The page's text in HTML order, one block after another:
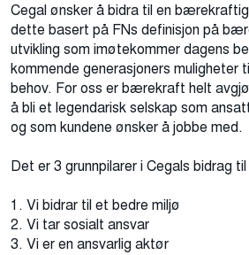
Cegal ønsker å bidra til en
dette basert på FNs definisjon på
utvikling som imøtekommer dagens
kommende generasjoners muligheter
behov. For oss er bærekraft helt
å bli et legendarisk selskap som
og som kundene ønsker å jobbe med.
Det er 3 grunnpilarer i Cegals bidrag
1. Vi bidrar til et bedre miljø
2. Vi tar sosialt ansvar
3. Vi er en ansvarlig aktør